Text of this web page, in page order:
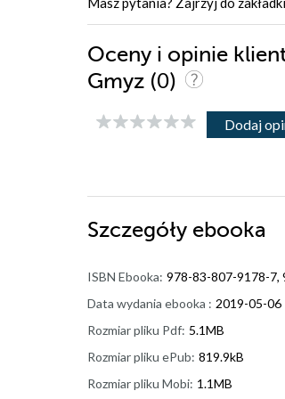
Oceny i opinie
Gmyz (0)
Dodaj
Szczegóły ebooka
ISBN Ebooka: 978-83-807-9178-7,
Data wydania ebooka : 2019-05-06
Rozmiar pliku Pdf: 5.1MB
Rozmiar pliku ePub: 819.9kB
Rozmiar pliku Mobi: 1.1MB